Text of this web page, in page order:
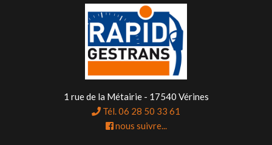
1 rue de la Métairie - 17540 Vérines
Tél. 06 28 50 33 61
nous suivre...